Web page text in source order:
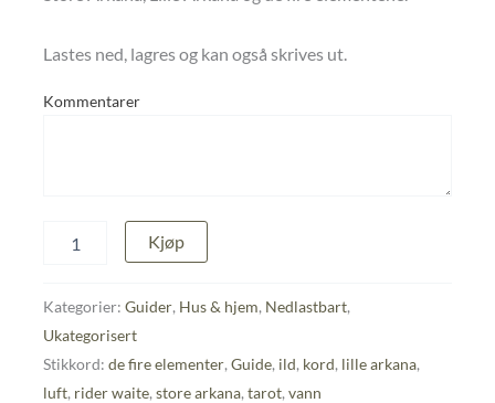
Lastes ned, lagres og kan også skrives ut.
Kommentarer
Guide
waite
antall
Kjøp
Kategorier: Guider, Hus & hjem, Nedlastbart,
Ukategorisert
Stikkord: de fire elementer, Guide, ild, kord, lille arkana,
luft, rider waite, store arkana, tarot, vann